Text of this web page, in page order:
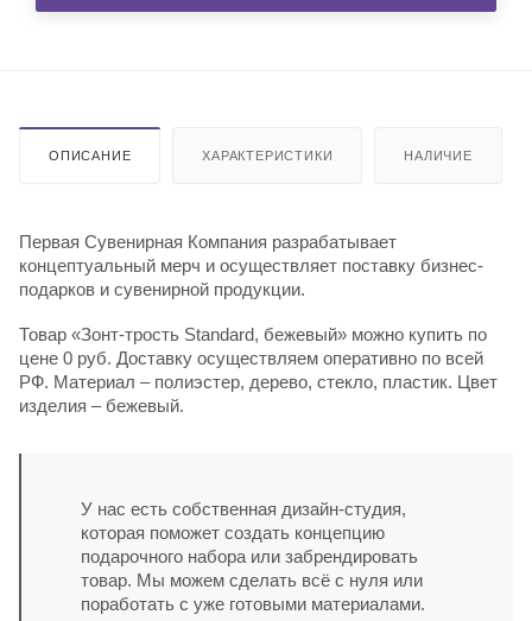
ОПИСАНИЕ ХАРАКТЕРИСТИКИ НАЛИЧИЕ
Первая Сувенирная Компания разрабатывает
концептуальный мерч и осуществляет поставку бизнес-
подарков и сувенирной продукции.
Товар «Зонт-трость Standard, бежевый» можно купить по
цене 0 руб. Доставку осуществляем оперативно по всей
РФ. Материал – полиэстер, дерево, стекло, пластик. Цвет
изделия – бежевый.
У нас есть собственная дизайн-студия,
которая поможет создать концепцию
подарочного набора или забрендировать
товар. Мы можем сделать всё с нуля или
поработать с уже готовыми материалами.